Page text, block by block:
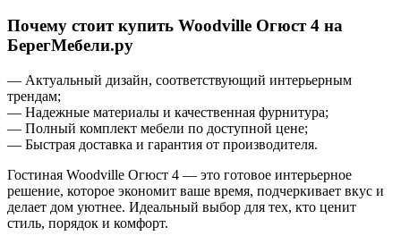
Почему стоит купить Woodville Огюст 4 на
БерегМебели.ру
— Актуальный дизайн, соответствующий интерьерным
трендам;
— Надежные материалы и качественная фурнитура;
— Полный комплект мебели по доступной цене;
— Быстрая доставка и гарантия от производителя.
Гостиная Woodville Огюст 4 — это готовое интерьерное
решение, которое экономит ваше время, подчеркивает вкус и
делает дом уютнее. Идеальный выбор для тех, кто ценит
стиль, порядок и комфорт.